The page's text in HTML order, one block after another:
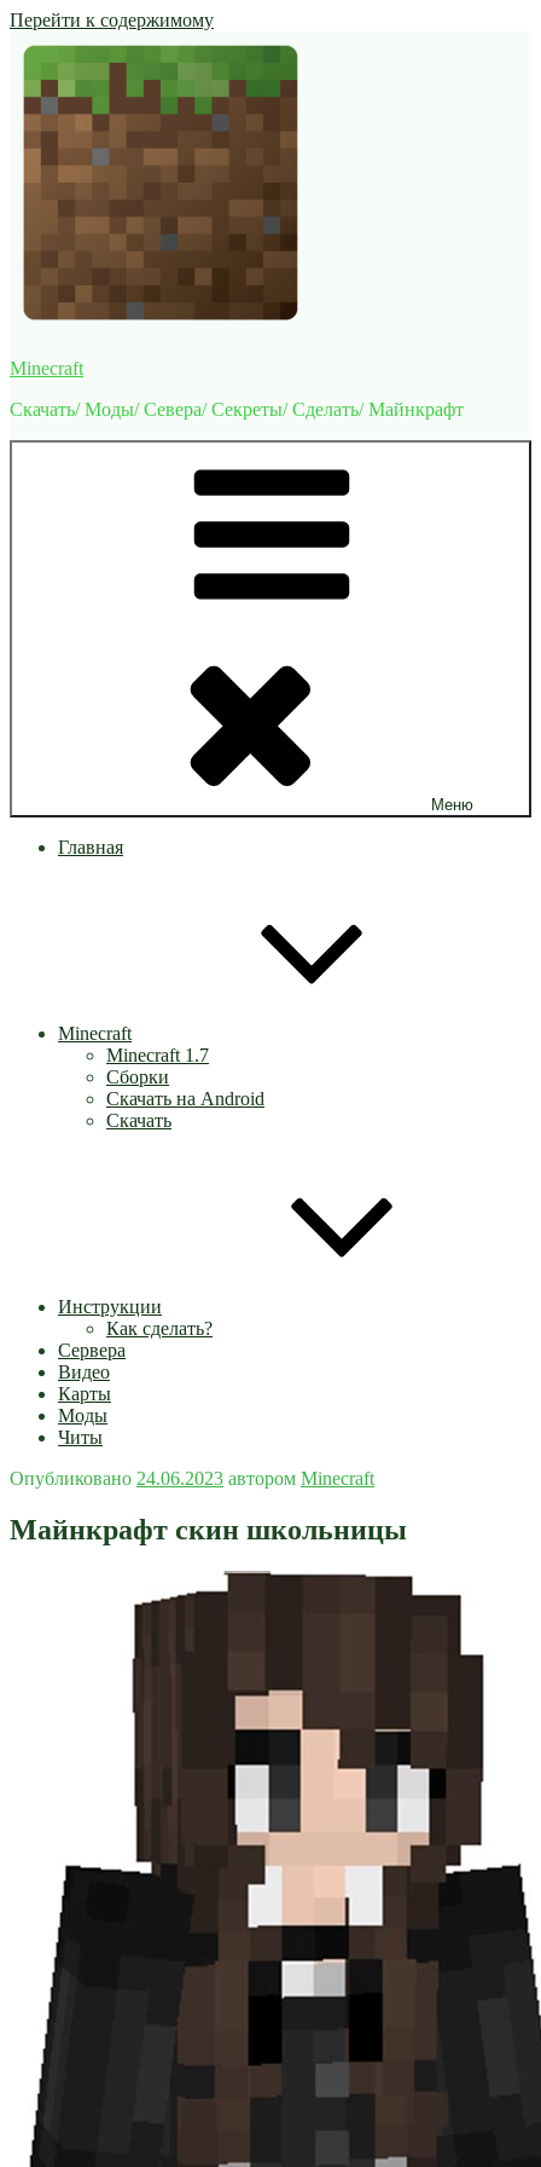
Перейти к содержимому
Minecraft
Скачать/ Моды/ Севера/ Секреты/ Сделать/ Майнкрафт
Меню
Главная
Minecraft
Minecraft 1.7
Сборки
Скачать на Android
Скачать
Инструкции
Как сделать?
Сервера
Видео
Карты
Моды
Читы
Опубликовано 24.06.2023 автором Minecraft
Майнкрафт скин школьницы